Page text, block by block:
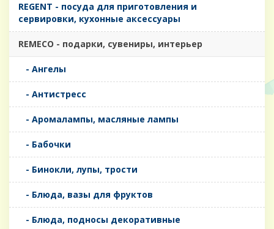
REGENT - посуда для приготовления и
сервировки, кухонные аксессуары
REMECO - подарки, сувениры, интерьер
- Ангелы
- Антистресс
- Аромалампы, масляные лампы
- Бабочки
- Бинокли, лупы, трости
- Блюда, вазы для фруктов
- Блюда, подносы декоративные